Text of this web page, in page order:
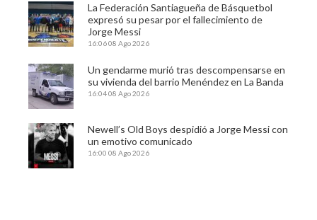
La Federación Santiagueña de Básquetbol
expresó su pesar por el fallecimiento de
Jorge Messi
16:0608 Ago 2026
Un gendarme murió tras descompensarse en
su vivienda del barrio Menéndez en La Banda
16:0408 Ago 2026
Newell’s Old Boys despidió a Jorge Messi con
un emotivo comunicado
16:00 08 Ago 2026